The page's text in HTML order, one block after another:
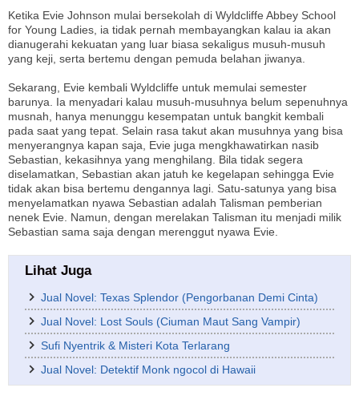
Ketika Evie Johnson mulai bersekolah di Wyldcliffe Abbey School
for Young Ladies, ia tidak pernah membayangkan kalau ia akan
dianugerahi kekuatan yang luar biasa sekaligus musuh-musuh
yang keji, serta bertemu dengan pemuda belahan jiwanya.
Sekarang, Evie kembali Wyldcliffe untuk memulai semester
barunya. Ia menyadari kalau musuh-musuhnya belum sepenuhnya
musnah, hanya menunggu kesempatan untuk bangkit kembali
pada saat yang tepat. Selain rasa takut akan musuhnya yang bisa
menyerangnya kapan saja, Evie juga mengkhawatirkan nasib
Sebastian, kekasihnya yang menghilang. Bila tidak segera
diselamatkan, Sebastian akan jatuh ke kegelapan sehingga Evie
tidak akan bisa bertemu dengannya lagi. Satu-satunya yang bisa
menyelamatkan nyawa Sebastian adalah Talisman pemberian
nenek Evie. Namun, dengan merelakan Talisman itu menjadi milik
Sebastian sama saja dengan merenggut nyawa Evie.
Lihat Juga
Jual Novel: Texas Splendor (Pengorbanan Demi Cinta)
Jual Novel: Lost Souls (Ciuman Maut Sang Vampir)
Sufi Nyentrik & Misteri Kota Terlarang
Jual Novel: Detektif Monk ngocol di Hawaii